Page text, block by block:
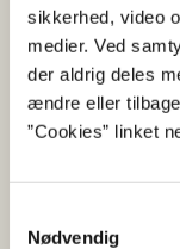
sikkerhed, video
medier. Ved
der aldrig deles
ændre eller
”Cookies” linket
Nødvendig
Procedurer for
til eksport til